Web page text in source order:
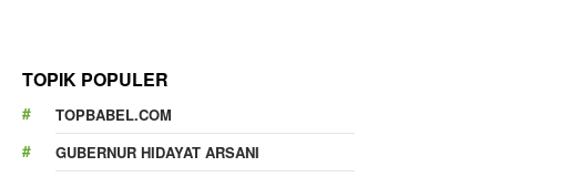
TOPIK POPULER
TOPBABEL.COM
GUBERNUR HIDAYAT ARSANI